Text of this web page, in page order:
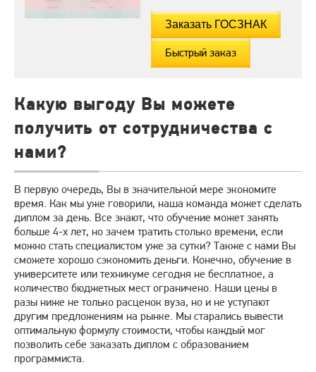
Быстрый заказ
Какую выгоду Вы можете
получить от сотрудничества с
нами?
В первую очередь, Вы в значительной мере экономите
время. Как мы уже говорили, наша команда может сделать
диплом за день. Все знают, что обучение может занять
больше 4-х лет, но зачем тратить столько времени, если
можно стать специалистом уже за сутки? Также с нами Вы
сможете хорошо сэкономить деньги. Конечно, обучение в
университете или техникуме сегодня не бесплатное, а
количество бюджетных мест ограничено. Наши цены в
разы ниже не только расценок вуза, но и не уступают
другим предложениям на рынке. Мы старались вывести
оптимальную формулу стоимости, чтобы каждый мог
позволить себе заказать диплом с образованием
программиста.